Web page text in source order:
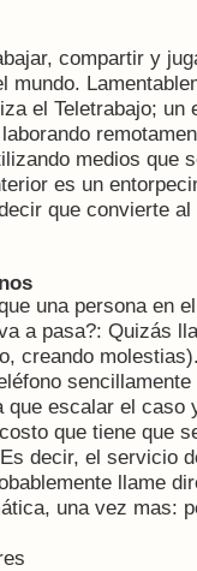
compartir y
mundo.
el Teletrabajo; un
medios que
es un
que convierte
una persona en
a pasa?: Quizás
creando
que escalar el caso
que tiene que
decir, el servicio
llame
una vez mas: